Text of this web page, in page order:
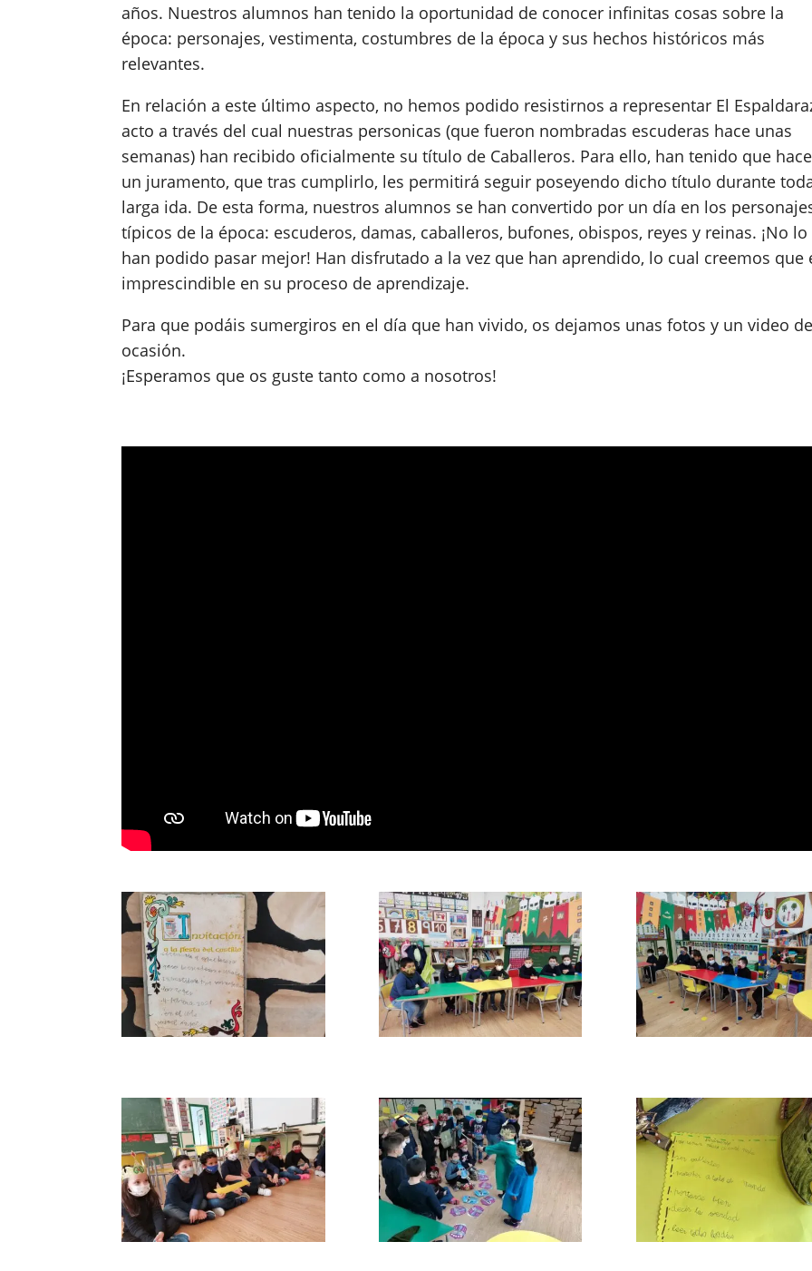
años. Nuestros alumnos han tenido la oportunidad de conocer infinitas cosas sobre la
época: personajes, vestimenta, costumbres de la época y sus hechos históricos más
relevantes.
En relación a este último aspecto, no hemos podido resistirnos a representar El
acto a través del cual nuestras personicas (que fueron nombradas escuderas hace unas
semanas) han recibido oficialmente su título de Caballeros. Para ello, han tenido que
un juramento, que tras cumplirlo, les permitirá seguir poseyendo dicho título durante
larga ida. De esta forma, nuestros alumnos se han convertido por un día en los
típicos de la época: escuderos, damas, caballeros, bufones, obispos, reyes y reinas. ¡No lo
han podido pasar mejor! Han disfrutado a la vez que han aprendido, lo cual creemos que
imprescindible en su proceso de aprendizaje.
Para que podáis sumergiros en el día que han vivido, os dejamos unas fotos y un video
ocasión.
¡Esperamos que os guste tanto como a nosotros!